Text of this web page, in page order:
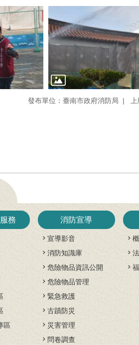
發布單位：臺南市政府消防局
務
區
消防宣導
宣導影音
消防知識庫
危險物品資訊公開
危險物品管理
緊急救護
古蹟防災
災害管理
問卷調查